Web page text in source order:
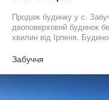
Продаж будинку у с.
двоповерховий будинок
хвилин від Ірпеня.
мальовниче озеро та
метрах планується
Характеристики
площа — 54,12 м² Кухня-
Забуччя